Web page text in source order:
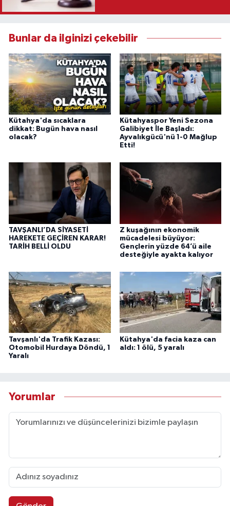
Bunlar da ilginizi çekebilir
Kütahya'da sıcaklara
dikkat: Bugün hava nasıl
olacak?
Kütahyaspor Yeni Sezona
Galibiyet İle Başladı:
Ayvalıkgücü'nü 1-0 Mağlup
Etti!
TAVŞANLI’DA SİYASETİ
HAREKETE GEÇİREN KARAR!
TARİH BELLİ OLDU
Z kuşağının ekonomik
mücadelesi büyüyor:
Gençlerin yüzde 64’ü aile
desteğiyle ayakta kalıyor
Tavşanlı'da Trafik Kazası:
Otomobil Hurdaya Döndü, 1
Yaralı
Kütahya'da facia kaza can
aldı: 1 ölü, 5 yaralı
Yorumlar